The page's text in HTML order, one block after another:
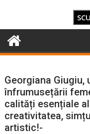
Georgiana
înfrumusețării
calități esențiale
creativitatea,
artistic!-